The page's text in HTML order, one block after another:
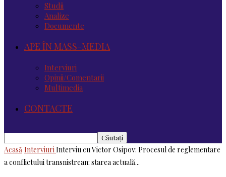
Studii
Analize
Documente
APE ÎN MASS-MEDIA
Interviuri
Opinii/Comentarii
Multimedia
CONTACTE
Acasă InterviuriInterviu cu Victor Osipov: Procesul de reglementare
a conflictului transnistrean: starea actuală...